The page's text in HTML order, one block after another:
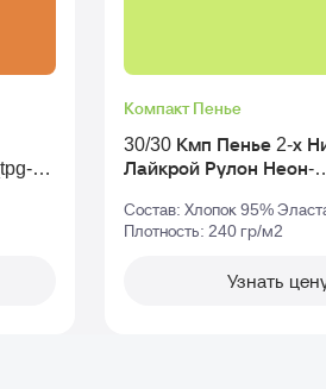
Компакт Пенье
30/30 Кмп Пенье 2-х
Лайкрой Рулон Неон-
Состав: Хлопок 95%
Плотность: 240 гр/м2
Узнать